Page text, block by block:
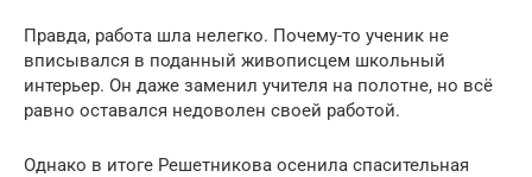
Правда, работа шла нелегко. Почему-то ученик не
вписывался в поданный живописцем школьный
интерьер. Он даже заменил учителя на полотне, но всё
равно оставался недоволен своей работой.
Однако в итоге Решетникова осенила спасительная